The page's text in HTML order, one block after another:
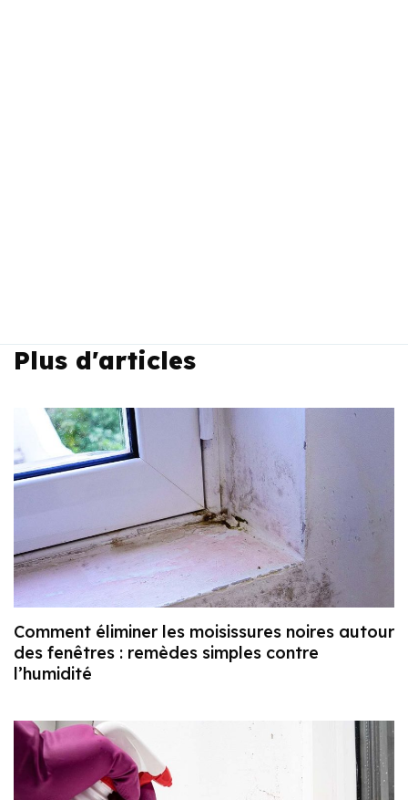
Plus d'articles
Comment éliminer les moisissures noires autour
des fenêtres : remèdes simples contre
l’humidité